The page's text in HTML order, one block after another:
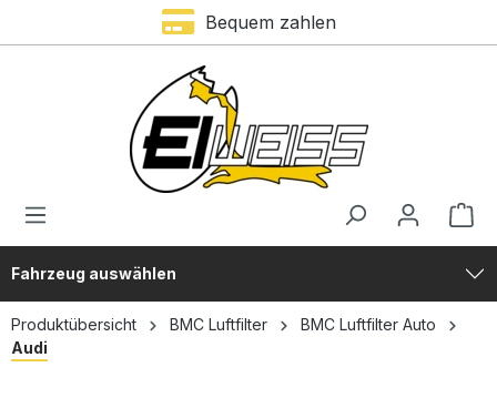
Bequem zahlen
Fahrzeug auswählen
Produktübersicht BMC Luftfilter
BMC Luftfilter Auto
Audi